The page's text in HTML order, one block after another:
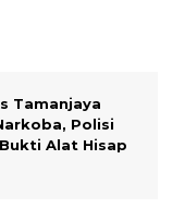
Tamanjaya
Polisi
Alat Hisap